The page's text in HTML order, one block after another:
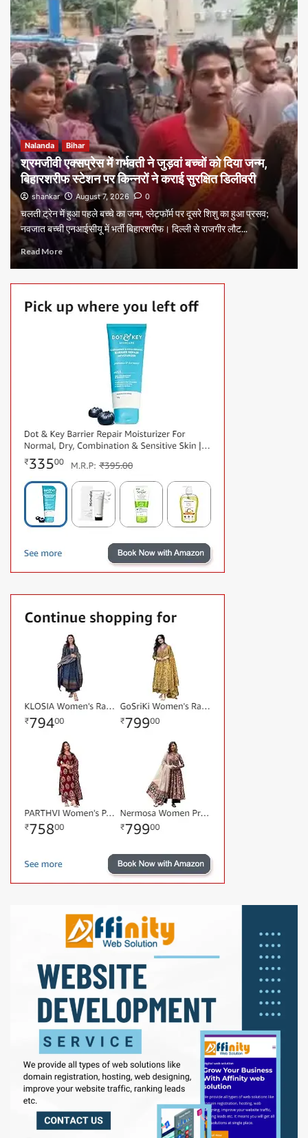
Nalanda Bihar
श्रमजीवी एक्सप्रेस में गर्भवती ने जुड़वां बच्चों को दिया जन्म,
बिहारशरीफ स्टेशन पर किन्नरों ने कराई सुरक्षित डिलीवरी
shankar August 7, 2026 0
चलती ट्रेन में हुआ पहले बच्चे का जन्म, प्लेटफॉर्म पर दूसरे शिशु का हुआ प्रसव;
नवजात बच्ची एनआईसीयू में भर्ती बिहारशरीफ। दिल्ली से राजगीर लौट...
Read More